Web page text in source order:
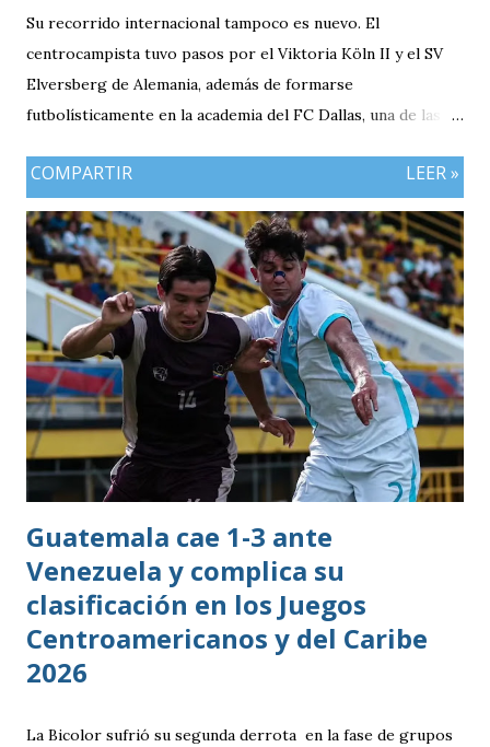
Su recorrido internacional tampoco es nuevo. El
centrocampista tuvo pasos por el Viktoria Köln II y el SV
Elversberg de Alemania, además de formarse
futbolísticamente en la academia del FC Dallas, una de las
experiencia que marcó el inicio de su desarrollo como
Kaohsiung Attackers FC, una institución de crecimiento
reciente dentro del fútbol taiwanés. El club nació en 2016
con su equipo femenino y fue hasta 2025 cuando creó su
rama masculina, la cual comenzó su recorrido en la Segunda
División antes de conseguir el ascenso a la máxima
categoría.
COMPARTIR LEER »
Guatemala cae 1-3 ante
Venezuela y complica su
clasificación en los Juegos
Centroamericanos y del Caribe
2026
La Bicolor sufrió su segunda derrota en la fase de grupos